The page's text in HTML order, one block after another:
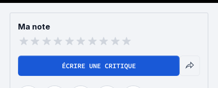
Ma note
ÉCRIRE UNE CRITIQUE